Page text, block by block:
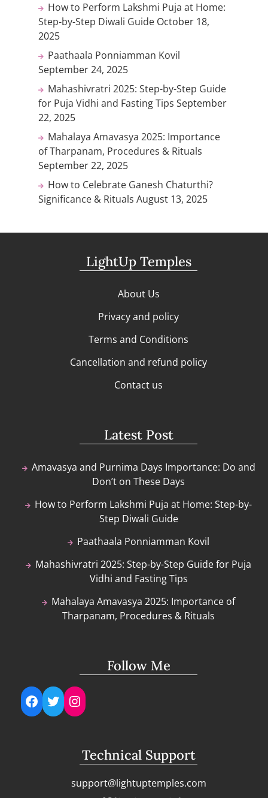
How to Perform Lakshmi Puja at Home:
Step-by-Step Diwali Guide October 18,
2025
Paathaala Ponniamman Kovil
September 24, 2025
Mahashivratri 2025: Step-by-Step Guide
for Puja Vidhi and Fasting Tips September
22, 2025
Mahalaya Amavasya 2025: Importance
of Tharpanam, Procedures & Rituals
September 22, 2025
How to Celebrate Ganesh Chaturthi?
Significance & Rituals August 13, 2025
LightUp Temples
About Us
Privacy and policy
Terms and Conditions
Cancellation and refund policy
Contact us
Latest Post
Amavasya and Purnima Days Importance: Do and
Don’t on These Days
How to Perform Lakshmi Puja at Home: Step-by-
Step Diwali Guide
Paathaala Ponniamman Kovil
Mahashivratri 2025: Step-by-Step Guide for Puja
Vidhi and Fasting Tips
Mahalaya Amavasya 2025: Importance of
Tharpanam, Procedures & Rituals
Follow Me
Facebook
TwitterInstagram
Technical Support
support@lightuptemples.com